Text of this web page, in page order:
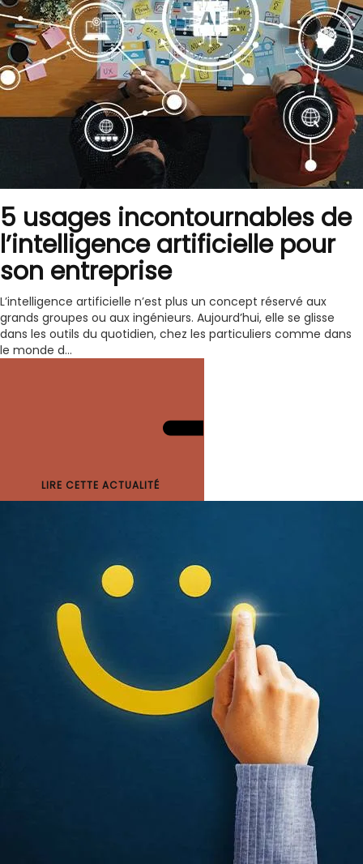
5 usages incontournables de
l’intelligence artificielle pour
son entreprise
L’intelligence artificielle n’est plus un concept réservé aux
grands groupes ou aux ingénieurs. Aujourd’hui, elle se glisse
dans les outils du quotidien, chez les particuliers comme dans
le monde d...
LIRE CETTE ACTUALITÉ